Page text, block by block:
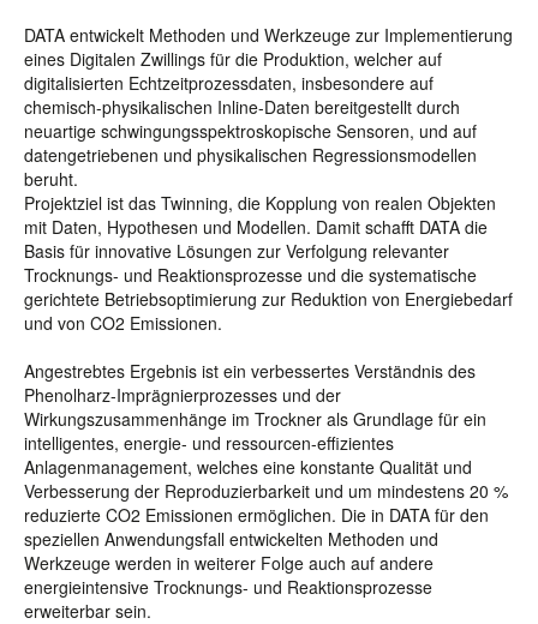
DATA entwickelt Methoden und Werkzeuge zur Implementierung
eines Digitalen Zwillings für die Produktion, welcher auf
digitalisierten Echtzeitprozessdaten, insbesondere auf
chemisch-physikalischen Inline-Daten bereitgestellt durch
neuartige schwingungsspektroskopische Sensoren, und auf
datengetriebenen und physikalischen Regressionsmodellen
beruht.
Projektziel ist das Twinning, die Kopplung von realen Objekten
mit Daten, Hypothesen und Modellen. Damit schafft DATA die
Basis für innovative Lösungen zur Verfolgung relevanter
Trocknungs- und Reaktionsprozesse und die systematische
gerichtete Betriebsoptimierung zur Reduktion von Energiebedarf
und von CO2 Emissionen.
Angestrebtes Ergebnis ist ein verbessertes Verständnis des
Phenolharz-Imprägnierprozesses und der
Wirkungszusammenhänge im Trockner als Grundlage für ein
intelligentes, energie- und ressourcen-effizientes
Anlagenmanagement, welches eine konstante Qualität und
Verbesserung der Reproduzierbarkeit und um mindestens 20 %
reduzierte CO2 Emissionen ermöglichen. Die in DATA für den
speziellen Anwendungsfall entwickelten Methoden und
Werkzeuge werden in weiterer Folge auch auf andere
energieintensive Trocknungs- und Reaktionsprozesse
erweiterbar sein.